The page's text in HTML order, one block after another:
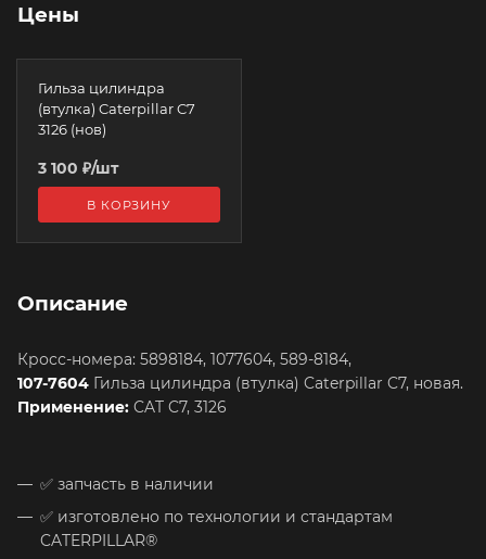
Цены
Гильза цилиндра
(втулка) Caterpillar C7
3126 (нов)
3 100 ₽/шт
В КОРЗИНУ
Описание
Кросс-номера: 5898184, 1077604, 589-8184,
107-7604 Гильза цилиндра (втулка) Caterpillar C7, новая.
Применение: CAT C7, 3126
✅ запчасть в наличии
✅ изготовлено по технологии и стандартам
CATERPILLAR®